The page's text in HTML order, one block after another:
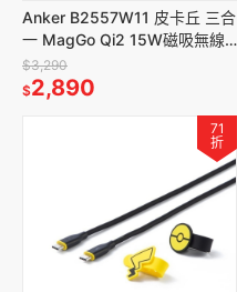
Anker B2557W11 皮卡丘 三合
一 MagGo Qi2 15W磁吸無線
充電座
$3,290
$2,890
71
折